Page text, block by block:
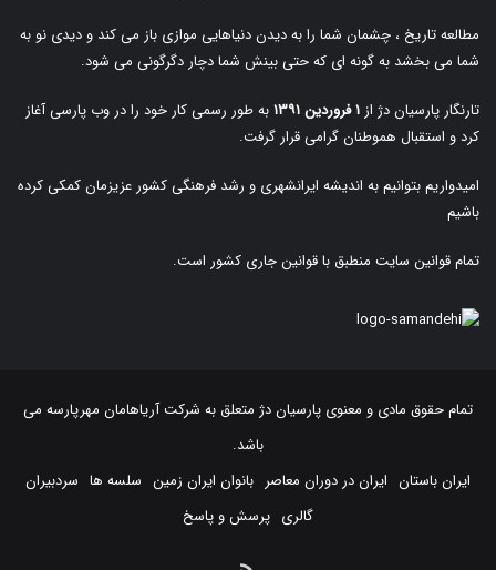
مطالعه تاریخ ، چشمان شما را به دیدن دنیاهایی موازی باز می کند و دیدی نو به
شما می بخشد به گونه ای که حتی بینش شما دچار دگرگونی می شود.
تارنگار پارسیان دژ از ۱ فروردین ۱۳۹۱
به طور رسمی کار خود را در وب پارسی آغاز
کرد و استقبال هموطنان گرامی قرار گرفت.
امیدواریم بتوانیم به اندیشه ایرانشهری و رشد فرهنگی کشور عزیزمان کمکی کرده
باشیم
تمام قوانین سایت منطبق با قوانین جاری کشور است.
تمام حقوق مادی و معنوی پارسیان دژ متعلق به شرکت آریاهامان مهرپارسه می
باشد.
ایران باستان ایران در دوران معاصر بانوان ایران زمین سلسه ها سردبیران
گالری پرسش و پاسخ